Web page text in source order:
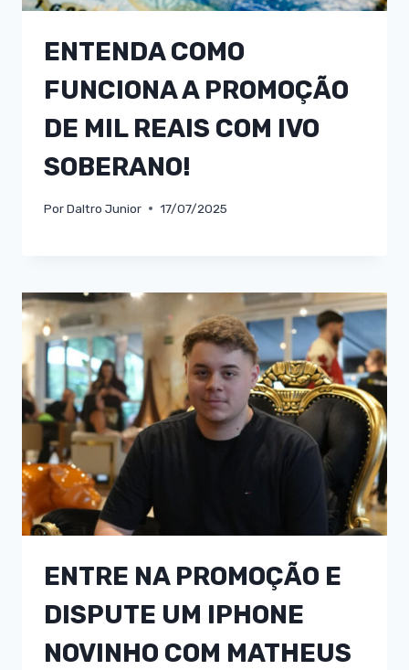
ENTENDA COMO
FUNCIONA A PROMOÇÃO
DE MIL REAIS COM IVO
SOBERANO!
PorDaltro Junior 17/07/2025
ENTRE NA PROMOÇÃO E
DISPUTE UM IPHONE
NOVINHO COM MATHEUS